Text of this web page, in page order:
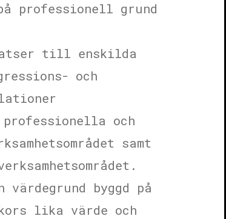
professionell grund
till enskilda
och
och
samt
värdegrund byggd på
lika värde och